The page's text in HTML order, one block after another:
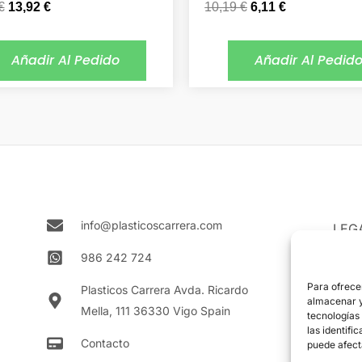
Para
almacenar
las
puede
13,92 €
Añadir Al Pedido
10,19€ 6,11€
Añadir Al Pedido
info@plasticoscarrera.com
986 242 724
Plasticos Carrera Avda. Ricardo
Mella, 111 36330 Vigo Spain
Contacto